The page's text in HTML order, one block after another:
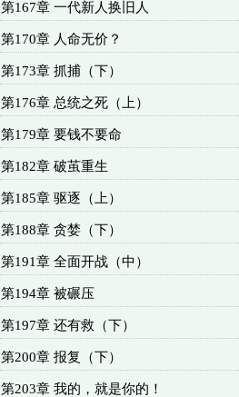
第167章 一代新人换旧人
第170章 人命无价？
第173章 抓捕（下）
第176章 总统之死（上）
第179章 要钱不要命
第182章 破茧重生
第185章 驱逐（上）
第188章 贪婪（下）
第191章 全面开战（中）
第194章 被碾压
第197章 还有救（下）
第200章 报复（下）
第203章 我的，就是你的！